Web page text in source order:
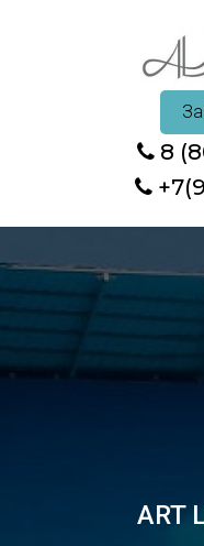
8
ART